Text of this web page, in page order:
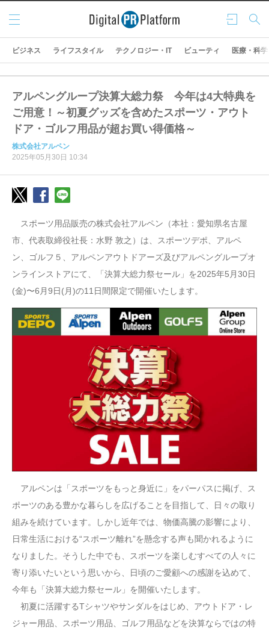
ログ
イン
検索
メニ
ュー
ビジネス ライフスタイル テクノロジー・IT ビューティ 医療・科学
アルペングループ決算大総力祭 今年は4大特典を
ご用意！～初夏グッズを含めたスポーツ・アウト
ドア・ゴルフ用品が超お買い得価格～
株式会社アルペン
2025年05月30日 10:34
スポーツ用品販売の株式会社アルペン（本社：愛知県名古屋
市、代表取締役社長：水野 敦之）は、スポーツデポ、アルペ
ン、ゴルフ５、アルペンアウトドアーズ及びアルペングループオ
ンラインストアにて、「決算大総力祭セール」を2025年5月30日
(金)〜6月9日(月)の11日間限定で開催いたします。
アルペンは「スポーツをもっと身近に」をパーパスに掲げ、ス
ポーツのある豊かな暮らしを広げることを目指して、日々の取り
組みを続けています。しかし近年では、物価高騰の影響により、
日常生活における“スポーツ離れ”を懸念する声も聞かれるように
なりました。そうした中でも、スポーツを楽しむすべての人々に
寄り添いたいという思いから、日頃のご愛顧への感謝を込めて、
今年も「決算大総力祭セール」を開催いたします。
初夏に活躍するTシャツやサンダルをはじめ、アウトドア・レ
ジャー用品、スポーツ用品、ゴルフ用品などを決算ならではの特